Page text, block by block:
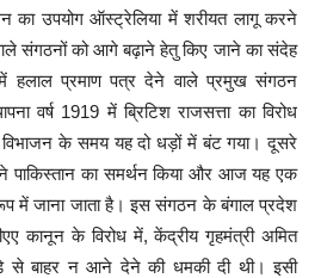
का उपयोग ऑस्ट्रेलिया में शरीयत लागू करने
वाले संगठनों को आगे बढ़ाने हेतु किए जाने का संदेह
में हलाल प्रमाण पत्र देने वाले प्रमुख संगठन
वर्ष 1919 में ब्रिटिश राजसत्ता का विरोध
के समय यह दो धड़ों में बंट गया। दूसरे
पाकिस्तान का समर्थन किया और आज यह एक
में जाना जाता है। इस संगठन के बंगाल प्रदेश
कानून के विरोध में, केंद्रीय गृहमंत्री अमित
से बाहर न आने देने की धमकी दी थी। इसी